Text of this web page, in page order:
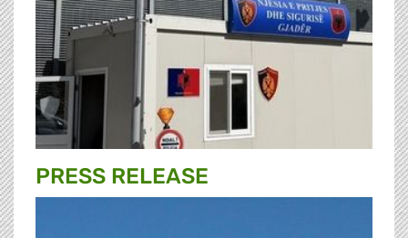
PRESS RELEASE